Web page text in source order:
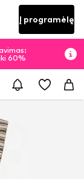
Į programėlę
60%